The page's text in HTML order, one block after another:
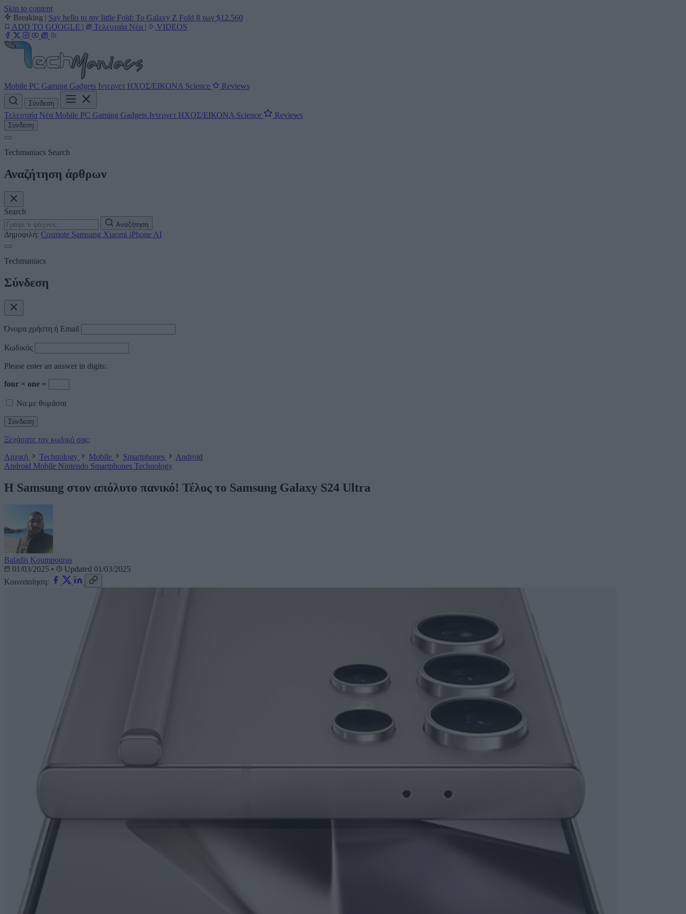
Skip to content
Breaking | Say hello to my little Fold: Το Galaxy Z Fold 8 των $12.560
ADD TO GOOGLE | Τελευταία Νέα | VIDEOS
Mobile PC Gaming Gadgets Ιντερνετ ΗΧΟΣ/ΕΙΚΟΝΑ Science Reviews
Σύνδεση
Τελευταία Νέα Mobile PC Gaming Gadgets Ιντερνετ ΗΧΟΣ/ΕΙΚΟΝΑ Science Reviews
Σύνδεση
Techmaniacs Search
Αναζήτηση άρθρων
Search
Αναζήτηση
Δημοφιλή: Cosmote Samsung Xiaomi iPhone AI
Techmaniacs
Σύνδεση
Όνομα χρήστη ή Email
Κωδικός
Please enter an answer in digits:
four × one =
Να με θυμάσαι
Ξεχάσατε τον κωδικό σας;
Αρχική
Technology Mobile Smartphones
Android
Android Mobile Nintendo Smartphones Technology
Η Samsung στον απόλυτο πανικό! Τέλος το Samsung Galaxy S24 Ultra
Baladis Koumpouras
01/03/2025 •
Updated 01/03/2025
Κοινοποίηση: